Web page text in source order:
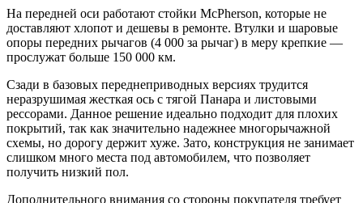
На передней оси работают стойки McPherson, которые не
доставляют хлопот и дешевы в ремонте. Втулки и шаровые
опоры передних рычагов (4 000 за рычаг) в меру крепкие —
прослужат больше 150 000 км.
Сзади в базовых переднеприводных версиях трудится
неразрушимая жесткая ось с тягой Панара и листовыми
рессорами. Данное решение идеально подходит для плохих
покрытий, так как значительно надежнее многорычажной
схемы, но дорогу держит хуже. Зато, конструкция не занимает
слишком много места под автомобилем, что позволяет
получить низкий пол.
Дополнительного внимания со стороны покупателя требует